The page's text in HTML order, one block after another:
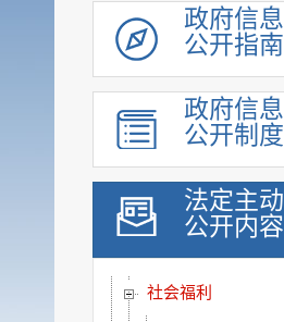
政府信息
公开指南
政府信息
公开制度
法定主动
公开内容
建议提案公开
政府采购
重点领域信息
行政执法公示
重大建设项目
优化营商环境
脱贫攻坚
社会救助
社会福利